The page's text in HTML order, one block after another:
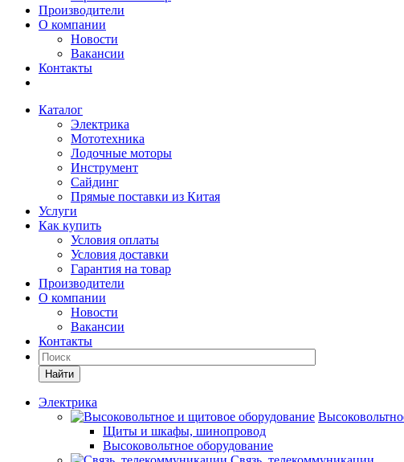
Производители
О компании
Новости
Вакансии
Контакты
Каталог
Электрика
Мототехника
Лодочные моторы
Инструмент
Сайдинг
Прямые поставки из Китая
Услуги
Как купить
Условия оплаты
Условия доставки
Гарантия на товар
Производители
О компании
Новости
Вакансии
Контакты
Найти
Электрика
Щиты и шкафы, шинопровод
Высоковольтное оборудование